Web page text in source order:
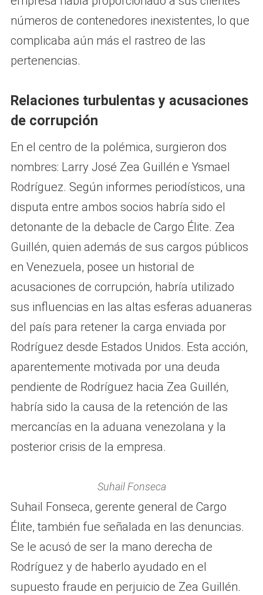
números de contenedores inexistentes, lo que
complicaba aún más el rastreo de las
pertenencias.
Relaciones turbulentas y acusaciones
de corrupción
En el centro de la polémica, surgieron dos
nombres: Larry José Zea Guillén e Ysmael
Rodríguez. Según informes periodísticos, una
disputa entre ambos socios habría sido el
detonante de la debacle de Cargo Élite. Zea
Guillén, quien además de sus cargos públicos
en Venezuela, posee un historial de
acusaciones de corrupción, habría utilizado
sus influencias en las altas esferas aduaneras
del país para retener la carga enviada por
Rodríguez desde Estados Unidos. Esta acción,
aparentemente motivada por una deuda
pendiente de Rodríguez hacia Zea Guillén,
habría sido la causa de la retención de las
mercancías en la aduana venezolana y la
posterior crisis de la empresa.
Suhail Fonseca
Suhail Fonseca, gerente general de Cargo
Élite, también fue señalada en las denuncias.
Se le acusó de ser la mano derecha de
Rodríguez y de haberlo ayudado en el
supuesto fraude en perjuicio de Zea Guillén.